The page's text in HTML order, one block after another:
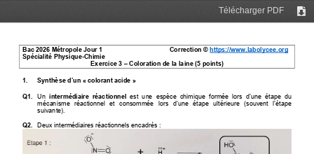
Télécharger PDF
Bac 2026 Métropole Jour 1 Correction © https://www.labolycee.org
Spécialité Physique-Chimie
Exercice 3 – Coloration de la laine (5 points)
1. Synthèse d’un « colorant acide »
Q1. Un intermédiaire  réactionnel est  une  espèce  chimique  formée lors
d’une  étape  du
mécanisme  réactionnel  et  consommée  lors  d’une  étape  ultérieure  (souvent  l’étape
suivante).
Q2. Deux intermédiaires réactionnels encadrés :